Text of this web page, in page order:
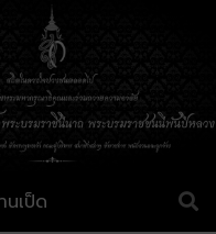
นเป็ด